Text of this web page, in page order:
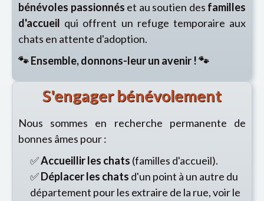
bénévoles passionnés et au soutien des familles
d'accueil qui offrent un refuge temporaire aux
chats en attente d'adoption.
🐾 Ensemble, donnons-leur un avenir ! 🐾
S'engager bénévolement
Nous sommes en recherche permanente de
bonnes âmes pour :
✅Accueillir les chats (familles d'accueil).
✅Déplacer les chats d'un point à un autre du
département pour les extraire de la rue, voir le